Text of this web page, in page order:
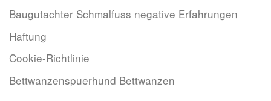
Baugutachter Schmalfuss negative Erfahrungen
Haftung
Cookie-Richtlinie
Bettwanzenspuerhund Bettwanzen